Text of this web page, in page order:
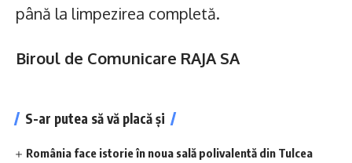
până la limpezirea completă.
Biroul de Comunicare RAJA SA
S-ar putea să vă placă și
România face istorie în noua sală polivalentă din Tulcea